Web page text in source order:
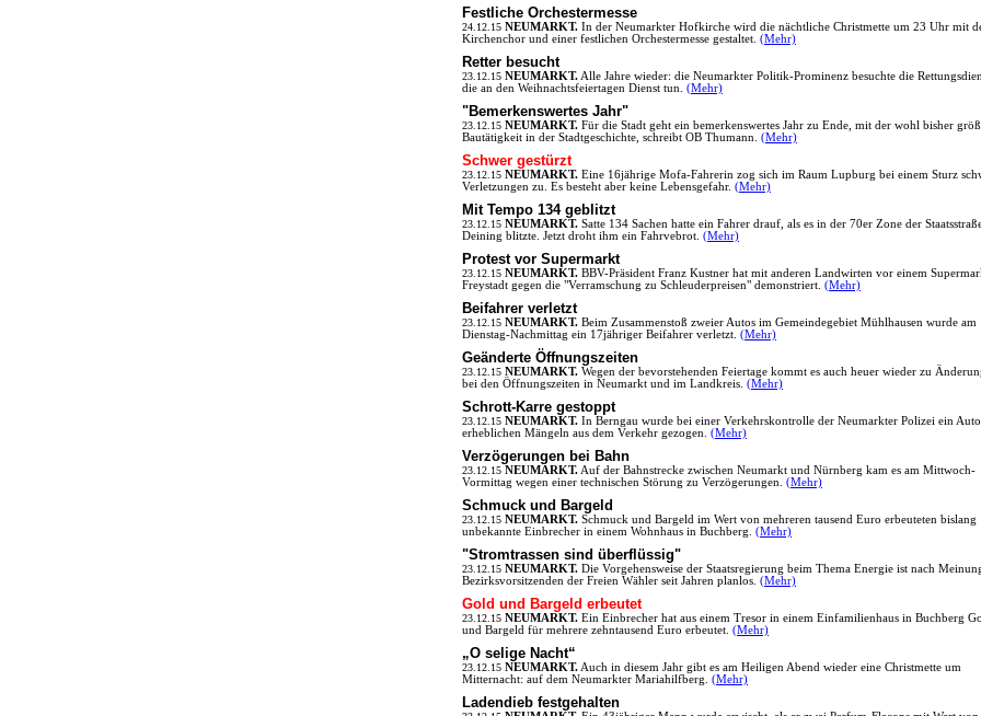
Festliche Orchestermesse
24.12.15 NEUMARKT. In der Neumarkter Hofkirche wird die nächtliche Christmette um 23 Uhr mit
Kirchenchor und einer festlichen Orchestermesse gestaltet. (Mehr)
Retter besucht
23.12.15 NEUMARKT. Alle Jahre wieder: die Neumarkter Politik-Prominenz besuchte die
die an den Weihnachtsfeiertagen Dienst tun. (Mehr)
"Bemerkenswertes Jahr"
23.12.15 NEUMARKT. Für die Stadt geht ein bemerkenswertes Jahr zu Ende, mit der wohl bisher
Bautätigkeit in der Stadtgeschichte, schreibt OB Thumann. (Mehr)
Schwer gestürzt
23.12.15 NEUMARKT. Eine 16jährige Mofa-Fahrerin zog sich im Raum Lupburg bei einem Sturz
Verletzungen zu. Es besteht aber keine Lebensgefahr. (Mehr)
Mit Tempo 134 geblitzt
23.12.15 NEUMARKT. Satte 134 Sachen hatte ein Fahrer drauf, als es in der 70er Zone der
Deining blitzte. Jetzt droht ihm ein Fahrvebrot. (Mehr)
Protest vor Supermarkt
23.12.15 NEUMARKT. BBV-Präsident Franz Kustner hat mit anderen Landwirten vor einem
Freystadt gegen die "Verramschung zu Schleuderpreisen" demonstriert. (Mehr)
Beifahrer verletzt
23.12.15 NEUMARKT. Beim Zusammenstoß zweier Autos im Gemeindegebiet Mühlhausen wurde am
Dienstag-Nachmittag ein 17jähriger Beifahrer verletzt. (Mehr)
Geänderte Öffnungszeiten
23.12.15 NEUMARKT. Wegen der bevorstehenden Feiertage kommt es auch heuer wieder zu
bei den Öffnungszeiten in Neumarkt und im Landkreis. (Mehr)
Schrott-Karre gestoppt
23.12.15 NEUMARKT. In Berngau wurde bei einer Verkehrskontrolle der Neumarkter Polizei ein
erheblichen Mängeln aus dem Verkehr gezogen. (Mehr)
Verzögerungen bei Bahn
23.12.15 NEUMARKT. Auf der Bahnstrecke zwischen Neumarkt und Nürnberg kam es am Mittwoch-
Vormittag wegen einer technischen Störung zu Verzögerungen. (Mehr)
Schmuck und Bargeld
23.12.15 NEUMARKT. Schmuck und Bargeld im Wert von mehreren tausend Euro erbeuteten bislang
unbekannte Einbrecher in einem Wohnhaus in Buchberg. (Mehr)
"Stromtrassen sind überflüssig"
23.12.15 NEUMARKT. Die Vorgehensweise der Staatsregierung beim Thema Energie ist nach
Bezirksvorsitzenden der Freien Wähler seit Jahren planlos. (Mehr)
Gold und Bargeld erbeutet
23.12.15 NEUMARKT. Ein Einbrecher hat aus einem Tresor in einem Einfamilienhaus in Buchberg
und Bargeld für mehrere zehntausend Euro erbeutet. (Mehr)
„O selige Nacht“
23.12.15 NEUMARKT. Auch in diesem Jahr gibt es am Heiligen Abend wieder eine Christmette um
Mitternacht: auf dem Neumarkter Mariahilfberg. (Mehr)
Ladendieb festgehalten